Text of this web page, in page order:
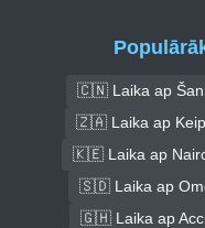
🇨🇳 Laika ap
🇿🇦 Laika ap
🇰🇪 Laika ap
🇸🇩 Laika ap
🇬🇭 Laika ap